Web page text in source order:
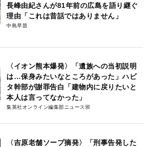
長峰由紀さんが81年前の広島を語り継ぐ
理由「これは昔話ではありません」
中島早苗
〈イオン熊本爆発〉「遺族への当初説明
は…保身みたいなところがあった」ハビ
タ幹部が謝罪告白「建物内に戻りたいと
本人は言ってなかった」
集英社オンライン編集部ニュース班
〈吉原老舗ソープ摘発〉「刑事告発した